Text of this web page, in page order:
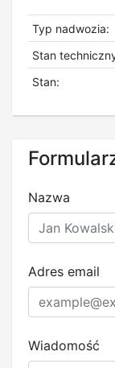
Typ nadwozia:
Stan
Stan:
Nazwa
Adres email
Wiadomość